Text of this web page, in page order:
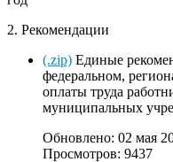
2. Рекомендации
(.zip) Единые
федеральном,
оплаты труда
муниципальных
Обновлено: 02 мая
Просмотров: 9437